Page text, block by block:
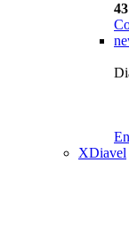
XDiavel